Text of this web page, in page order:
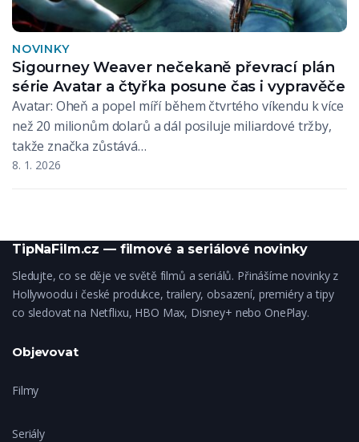
NOVINKY
Sigourney Weaver nečekaně převrací plán
série Avatar a čtyřka posune čas i vypravěče
Avatar: Oheň a popel míří během čtvrtého víkendu k více
než 20 milionům dolarů a dál posiluje miliardové tržby,
takže značka zůstává…
8. 1. 2026
TipNaFilm.cz — filmové a seriálové novinky
Sledujte, co se děje ve světě filmů a seriálů. Přinášíme novinky z
Hollywoodu i české produkce, trailery, obsazení, premiéry a tipy
co sledovat na Netflixu, HBO Max, Disney+ nebo OnePlay.
Objevovat
Filmy
Seriály